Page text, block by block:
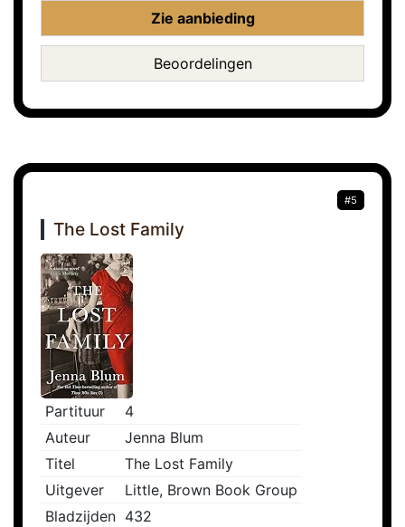
Zie aanbieding
Beoordelingen
#5
The Lost Family
Partituur
4
Auteur
Jenna Blum
Titel
The Lost Family
Uitgever
Little, Brown Book Group
Bladzijden 432